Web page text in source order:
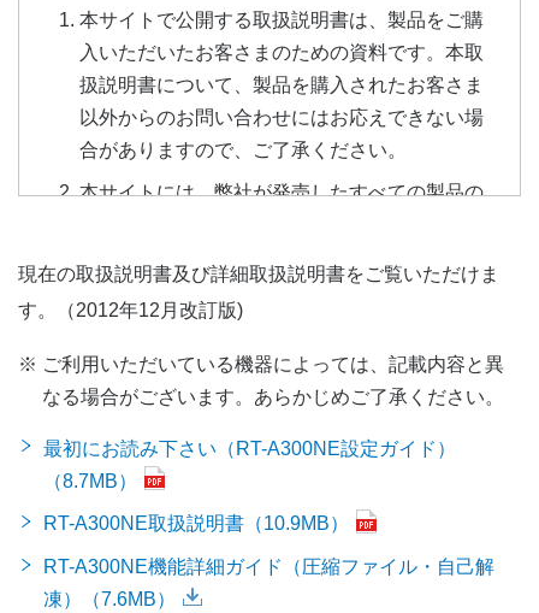
本サイトで公開する取扱説明書は、製品をご購
入いただいたお客さまのための資料です。本取
扱説明書について、製品を購入されたお客さま
以外からのお問い合わせにはお応えできない場
合がありますので、ご了承ください。
本サイトには、弊社が発売したすべての製品の
お探しである電子取扱説明書が見つからない場
合は、弊社のお取扱窓口にてご購入いただきま
すようお願いします。ただし、製品自体の販売
終了などの理由により、取扱説明書をご購入い
弊社の製品には、取扱説明書を補足するための
印刷物が同梱されている場合があります。本サ
イトでは製品に同梱されたそれらの印刷物を公
開しておりませんので、予めご了承ください。
電子取扱説明書の内容は、取扱説明書が製作さ
現在の取扱説明書及び詳細取扱説明書をご覧いただけま
す。（2012年12月改訂版)
※ ご利用いただいている機器によっては、記載内容と異
なる場合がございます。あらかじめご了承ください。
最初にお読み下さい（RT-A300NE設定ガイド）
（8.7MB）
RT-A300NE取扱説明書（10.9MB）
RT-A300NE機能詳細ガイド（圧縮ファイル・自己解
凍）
（7.6MB）